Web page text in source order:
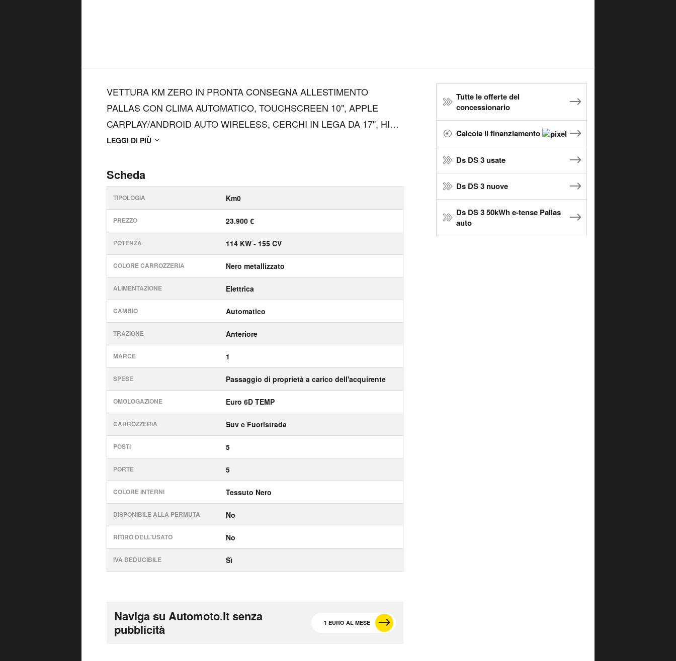
VETTURA KM ZERO IN PRONTA CONSEGNA ALLESTIMENTO
PALLAS CON CLIMA AUTOMATICO, TOUCHSCREEN 10", APPLE
CARPLAY/ANDROID AUTO WIRELESS, CERCHI IN LEGA DA 17", HILL
ASSIST, LANKE KEEPING ASSIST, CRUISE CONTROL & LIMITATORE,
SENSORE LUCI, SENSORE P...
LEGGI DI PIÙ
Scheda
TIPOLOGIA Km0
PREZZO 23.900 €
POTENZA 114 KW - 155 CV
COLORE CARROZZERIA Nero metallizzato
ALIMENTAZIONE Elettrica
CAMBIO Automatico
TRAZIONE Anteriore
MARCE 1
SPESE Passaggio di proprietà a carico dell'acquirente
OMOLOGAZIONE Euro 6D TEMP
CARROZZERIA Suv e Fuoristrada
POSTI 5
PORTE 5
COLORE INTERNI Tessuto Nero
DISPONIBILE ALLA PERMUTA No
RITIRO DELL'USATO No
IVA DEDUCIBILE Sì
Naviga su Automoto.it senza
pubblicità
1 EURO AL MESE
Tutte le offerte del
concessionario
Calcola il finanziamento
Ds DS 3 usate
Ds DS 3 nuove
Ds DS 3 50kWh e-tense Pallas
auto